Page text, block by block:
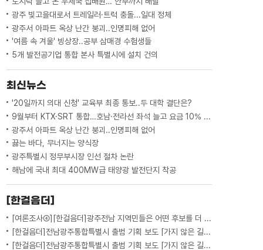
광주 빛고을대로서 트레일러·트럭 충돌...일대 정체
광주서 아파트 옥상 난간 붕괴..인명피해 없어
'여름 속 겨울' 빙상장..공부 삼매경 수험생들
5개 발전공기업 통합 본사 특별시에 설치 건의
최신뉴스
'20일까지 의대 신청' 교육부 최종 통보..두 대학 결단은?
9월부터 KTX·SRT 통합…호남·전라선 좌석 늘고 요금 10% 인하
광주서 아파트 옥상 난간 붕괴..인명피해 없어
끓는 바다, 무너지는 양식장
광주특별시 정무부시장 인선 절차 논란
해남에 국내 최대 400MW급 태양광 발전단지 착공
[한걸음더]
[여론조사④][한걸음더]광주전남 지역민들은 어떤 후보를 더 선호할까.. 변수는?
[한걸음더]전남광주통합특별시 출범 기획 보도 [가지 않은 길] 5편 프랑스 헌법에 새긴 '지방 분권'..전남광주 통합 성공 조건은?
[한걸음더]전남광주통합특별시 출범 기획 보도 [가지 않은 길] 4편 프랑스 지역 통합 10년 성적표